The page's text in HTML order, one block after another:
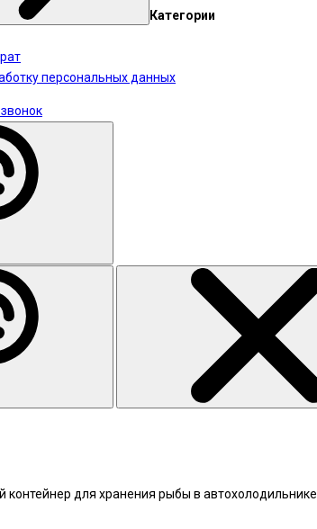
Категории
персональных данных
для хранения рыбы в автохолодильнике